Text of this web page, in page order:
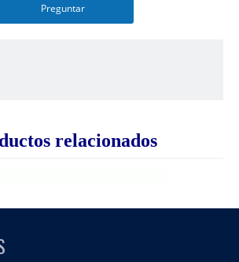
Preguntar
relacionados